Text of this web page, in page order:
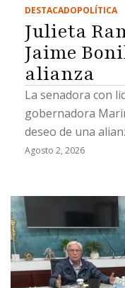
DESTACADOPOLÍTICA
Julieta
Jaime
alianza
La senadora con
gobernadora
deseo de una
Agosto 2, 2026